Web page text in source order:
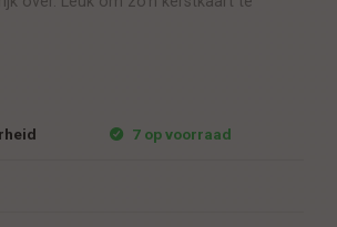
7 op voorraad